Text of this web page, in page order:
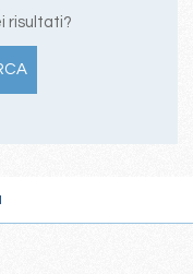
risultati?